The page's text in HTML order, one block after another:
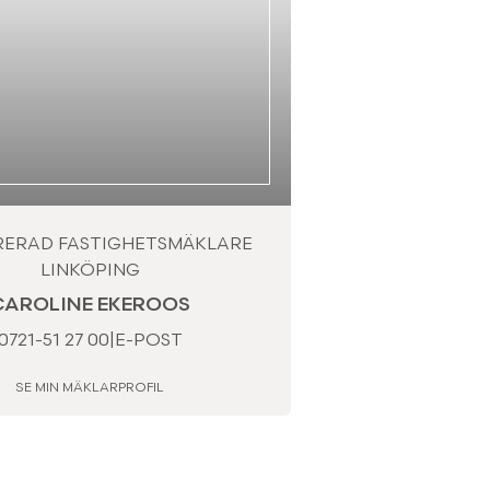
FASTIGHETSMÄKLARE
LINKÖPING
EKEROOS
51 27 00 E-POST
SE MIN MÄKLARPROFIL